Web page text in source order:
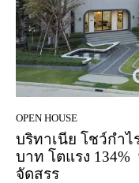
OPEN HOUSE
บริทาเนีย โชว์กำไ
บาท โตแรง
จัดสรร